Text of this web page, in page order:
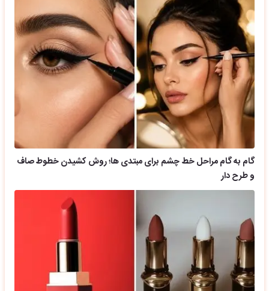
گام به گام مراحل خط چشم برای مبتدی ها؛ روش کشیدن خطوط صاف
و طرح دار